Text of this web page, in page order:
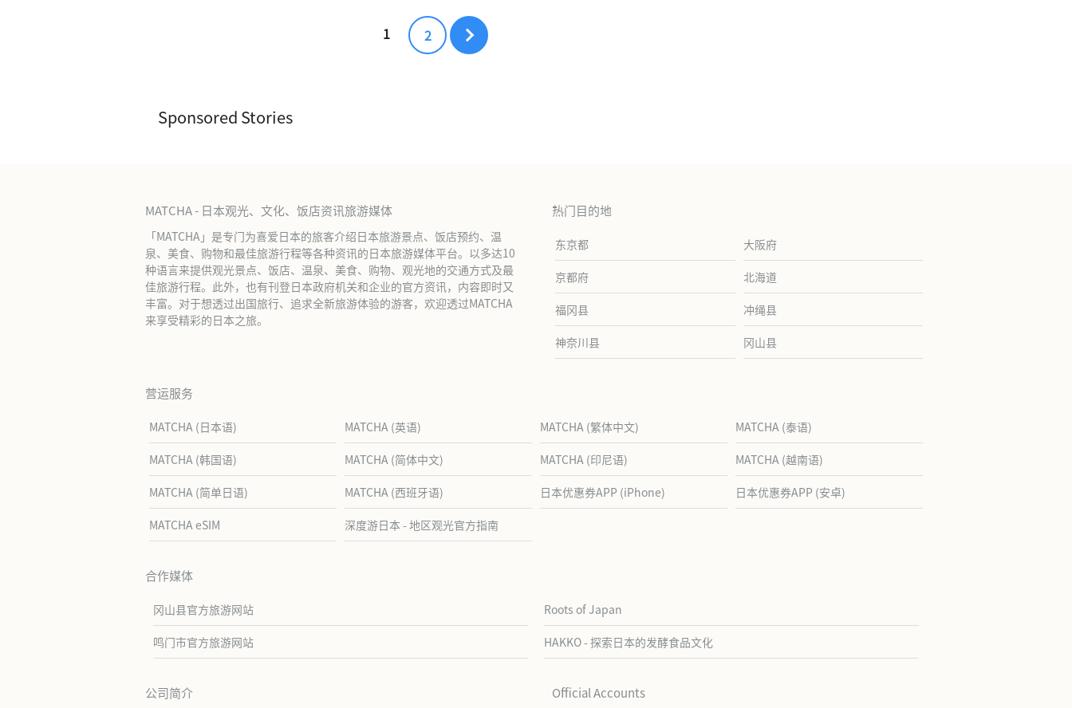
1 2
Sponsored Stories
MATCHA - 日本观光、文化、饭店资讯旅游媒体
「MATCHA」是专门为喜爱日本的旅客介绍日本旅游景点、饭店预约、温
泉、美食、购物和最佳旅游行程等各种资讯的日本旅游媒体平台。以多达10
种语言来提供观光景点、饭店、温泉、美食、购物、观光地的交通方式及最
佳旅游行程。此外，也有刊登日本政府机关和企业的官方资讯，内容即时又
丰富。对于想透过出国旅行、追求全新旅游体验的游客，欢迎透过MATCHA
来享受精彩的日本之旅。
热门目的地
东京都 大阪府
京都府 北海道
福冈县 冲绳县
神奈川县 冈山县
营运服务
MATCHA (日本语) MATCHA (英语) MATCHA (繁体中文) MATCHA (泰语)
MATCHA (韩国语) MATCHA (简体中文) MATCHA (印尼语) MATCHA (越南语)
MATCHA (简单日语) MATCHA (西班牙语) 日本优惠券APP (iPhone) 日本优惠券APP (安卓)
MATCHA eSIM 深度游日本 - 地区观光官方指南
合作媒体
冈山县官方旅游网站 Roots of Japan
鸣门市官方旅游网站 HAKKO - 探索日本的发酵食品文化
公司简介 Official Accounts